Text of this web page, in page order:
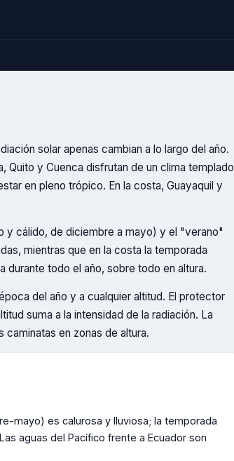
solar apenas cambian a lo largo del año.
Quito y Cuenca disfrutan de un clima templado
en pleno trópico. En la costa, Guayaquil y
y cálido, de diciembre a mayo) y el "verano"
mientras que en la costa la temporada
durante todo el año, sobre todo en altura.
del año y a cualquier altitud. El protector
suma a la intensidad de la radiación. La
caminatas en zonas de altura.
mayo) es calurosa y lluviosa; la temporada
aguas del Pacífico frente a Ecuador son